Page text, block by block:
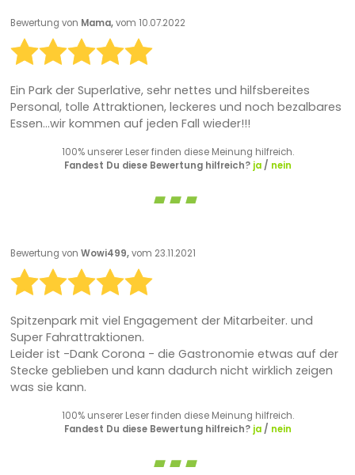
Bewertung von Mama,vom 10.07.2022
Ein Park der Superlative, sehr nettes und hilfsbereites
Personal, tolle Attraktionen, leckeres und noch bezalbares
Essen...wir kommen auf jeden Fall wieder!!!
100% unserer Leser finden diese Meinung hilfreich.
Fandest Du diese Bewertung hilfreich? ja/ nein
Bewertung von Wowi499,vom 23.11.2021
Spitzenpark mit viel Engagement der Mitarbeiter. und
Super Fahrattraktionen.
Leider ist -Dank Corona - die Gastronomie etwas auf der
Stecke geblieben und kann dadurch nicht wirklich zeigen
was sie kann.
100% unserer Leser finden diese Meinung hilfreich.
Fandest Du diese Bewertung hilfreich? ja/ nein